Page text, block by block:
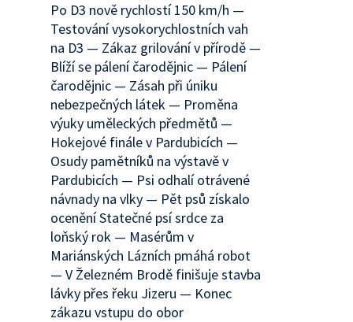
Po D3 nově rychlostí 150 km/h —
Testování vysokorychlostních vah
na D3 — Zákaz grilování v přírodě —
Blíží se pálení čarodějnic — Pálení
čarodějnic — Zásah při úniku
nebezpečných látek — Proměna
výuky uměleckých předmětů —
Hokejové finále v Pardubicích —
Osudy pamětníků na výstavě v
Pardubicích — Psi odhalí otrávené
návnady na vlky — Pět psů získalo
ocenění Statečné psí srdce za
loňský rok — Masérům v
Mariánských Lázních pmáhá robot
— V Železném Brodě finišuje stavba
lávky přes řeku Jizeru — Konec
zákazu vstupu do obor